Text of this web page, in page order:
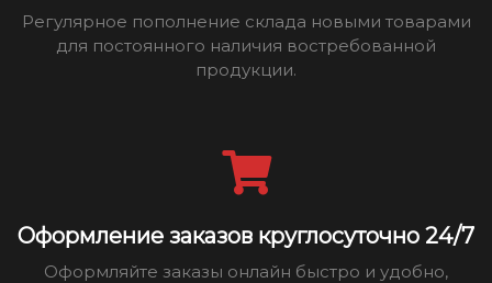
Регулярное пополнение склада новыми товарами
для постоянного наличия востребованной
продукции.
Оформление заказов круглосуточно 24/7
Оформляйте заказы онлайн быстро и удобно,